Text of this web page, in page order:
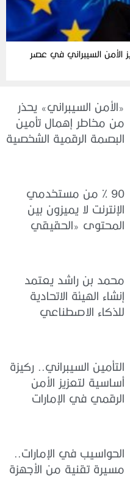
الأمن السيبراني في عصر
«الأمن السيبراني» يحذر
من مخاطر إهمال تأمين
البصمة الرقمية الشخصية
90 % من مستخدمي
الإنترنت لا يميزون بين
المحتوى «الحقيقي
محمد بن راشد يعتمد
إنشاء الهيئة الاتحادية
للذكاء الاصطناعي
التأمين السيبراني.. ركيزة
أساسية لتعزيز الأمن
الرقمي في الإمارات
الحواسيب في الإمارات..
مسيرة تقنية من الأجهزة